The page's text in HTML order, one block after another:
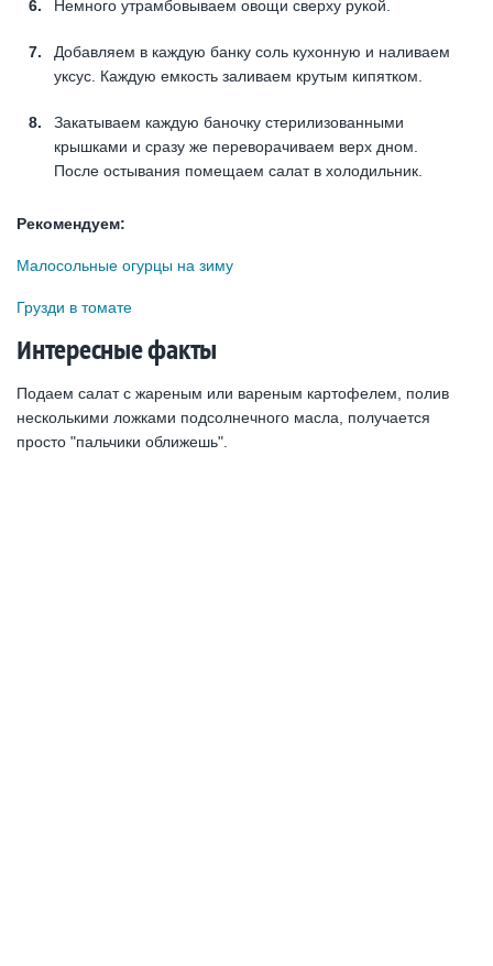
Немного утрамбовываем овощи сверху рукой.
Добавляем в каждую банку соль кухонную и наливаем
уксус. Каждую емкость заливаем крутым кипятком.
Закатываем каждую баночку стерилизованными
крышками и сразу же переворачиваем верх дном.
После остывания помещаем салат в холодильник.
Рекомендуем:
Малосольные огурцы на зиму
Грузди в томате
Интересные факты
Подаем салат с жареным или вареным картофелем, полив
несколькими ложками подсолнечного масла, получается
просто "пальчики оближешь".